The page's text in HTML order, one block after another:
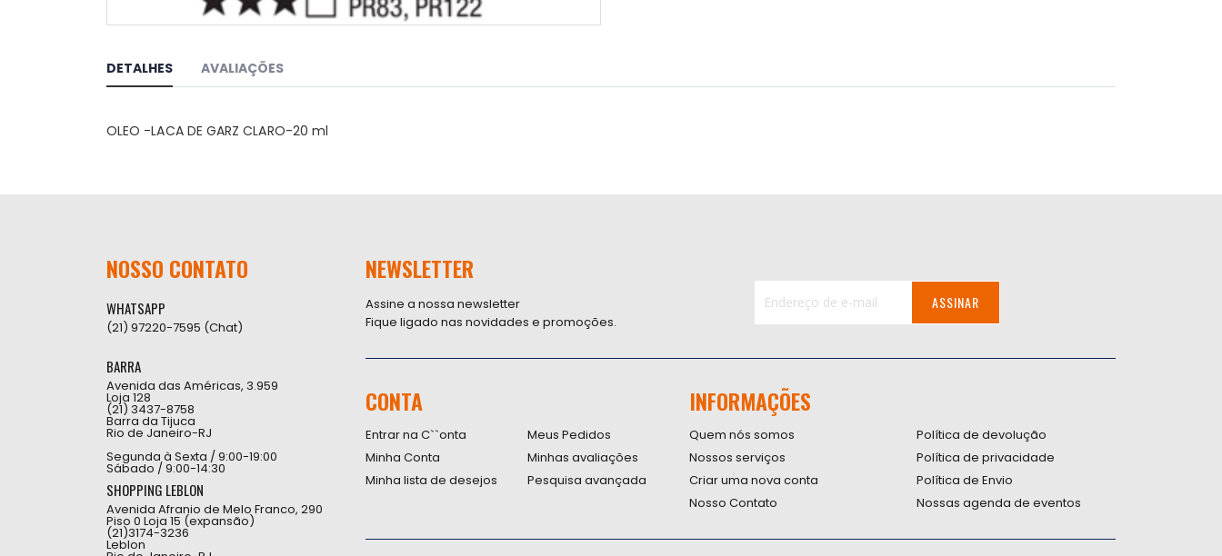
o
início
de
DETALHES
OLEO -LACA DE GARZ CLARO-20 ml
AVALIAÇÕES
NOSSO CONTATO
WHATSAPP
(21) 97220-7595 (Chat)
BARRA
Avenida das Américas, 3.959
Loja 128
(21) 3437-8758
Barra da Tijuca
Rio de Janeiro-RJ
Segunda à Sexta / 9:00-19:00
Sábado / 9:00-14:30
SHOPPING LEBLON
Avenida Afranio de Melo Franco, 290
Piso 0 Loja 15 (expansão)
(21)3174-3236
Leblon
NEWSLETTER
Assine a nossa newsletter
Fique ligado nas novidades e promoções.
nossa
Newsletter:
ASSINAR
CONTA
Entrar na C``onta
Minha Conta
Minha lista de desejos
Meus Pedidos
Minhas avaliações
Pesquisa avançada
INFORMAÇÕES
Quem nós somos
Nossos serviços
Criar uma nova conta
Nosso Contato
Política de devolução
Política de privacidade
Política de Envio
Nossas agenda de eventos